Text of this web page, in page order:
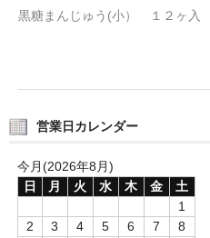
社長あいさつ
スタッフブログ
草津Tip店
黒糖まんじゅう(小） １２ヶ入
営業日カレンダー
今月(2026年8月)
日
月 火 水 木 金
土
1
2
3 4 5 6 7
8